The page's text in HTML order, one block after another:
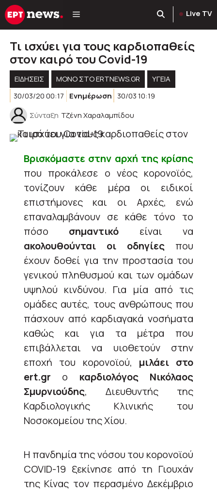
Μετάβαση
σε
Live TV
Τι ισχύει για τους καρδιοπαθείς
στον καιρό του Covid-19
ΕΙΔΗΣΕΙΣ ΜΟΝΟ ΣΤΟ ERTNEWS.GR
ΥΓΕΊΑ
30/03/20 00:17
Ενημέρωση
30/03 10:19
Σύνταξη Τζένη Χαραλαμπίδου
Βρισκόμαστε στην αρχή της κρίσης
που προκάλεσε ο νέος κορονοϊός,
τονίζουν κάθε μέρα οι ειδικοί
επιστήμονες και οι Αρχές, ενώ
επαναλαμβάνουν σε κάθε τόνο το
πόσο σημαντικό είναι να
ακολουθούνται οι οδηγίες που
έχουν δοθεί για την προστασία του
γενικού πληθυσμού και των ομάδων
υψηλού κινδύνου. Για μία από τις
ομάδες αυτές, τους ανθρώπους που
πάσχουν από καρδιαγακά νοσήματα
καθώς και για τα μέτρα που
επιβάλλεται να υιοθετούν στην
εποχή του κορονοϊού, μιλάει στο
ert.gr ο καρδιολόγος Νικόλαος
Σμυρνιούδης, Διευθυντής της
Καρδιολογικής Κλινικής του
Νοσοκομείου της Χίου.
Η πανδημία της νόσου του κορονοϊού
COVID-19 ξεκίνησε από τη Γιουχάν
της Κίνας τον περασμένο Δεκέμβριο